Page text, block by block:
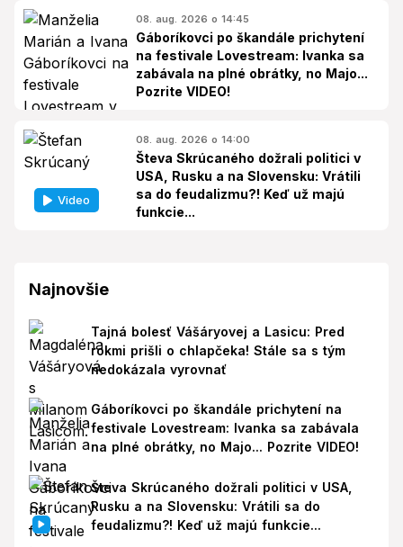
08. aug. 2026 o 14:45
Gáboríkovci po škandále prichytení
na festivale Lovestream: Ivanka sa
zabávala na plné obrátky, no Majo...
Pozrite VIDEO!
Video
08. aug. 2026 o 14:00
Števa Skrúcaného dožrali politici v
USA, Rusku a na Slovensku: Vrátili
sa do feudalizmu?! Keď už majú
funkcie...
Najnovšie
Tajná bolesť Vášáryovej a Lasicu: Pred
rokmi prišli o chlapčeka! Stále sa s tým
nedokázala vyrovnať
Gáboríkovci po škandále prichytení na
festivale Lovestream: Ivanka sa zabávala
na plné obrátky, no Majo... Pozrite VIDEO!
Števa Skrúcaného dožrali politici v USA,
Rusku a na Slovensku: Vrátili sa do
feudalizmu?! Keď už majú funkcie...